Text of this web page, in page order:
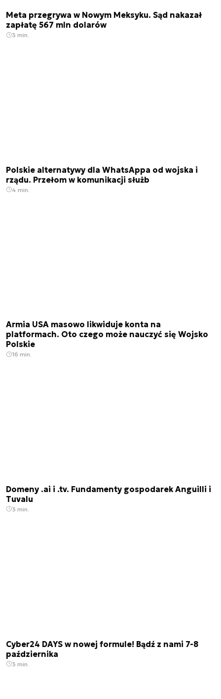
Meta przegrywa w Nowym Meksyku. Sąd nakazał
zapłatę 567 mln dolarów
3 min.
Polskie alternatywy dla WhatsAppa od wojska i
rządu. Przełom w komunikacji służb
4 min.
Armia USA masowo likwiduje konta na
platformach. Oto czego może nauczyć się Wojsko
Polskie
16 min.
Domeny .ai i .tv. Fundamenty gospodarek Anguilli i
Tuvalu
3 min.
Cyber24 DAYS w nowej formule! Bądź z nami 7-8
października
3 min.